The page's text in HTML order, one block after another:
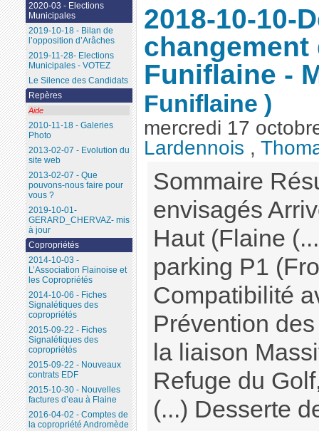
2018-10-10-
Funiflaine -
Funiflaine )
mercredi 17
Lardennois ,
Sommaire
envisagés
Haut (Flaine
parking P1
Compatibilité
Prévention
la liaison
Refuge du
(...) Desserte
2020-03 - Elections
Municipales
2019-10-18 - Bilan de
l’opposition d’Arâches
2019-11-28- Elections
Municipales - VOTEZ
Le Silence des Candidats
Repères
Aide
2010-11-18 - Galeries
Photo
2013-02-07 - Evolution du
site web
2013-02-07 - Que
pouvons-nous faire pour
vous ?
2019-10-01-
GERARD_CHERVAZ- mis
à jour
Copropriétés
2014-10-03 -
L’Association Flainoise et
les Copropriétés
2014-10-06 - Fiches
Signalétiques des
copropriétés
2015-09-22 - Fiches
Signalétiques des
copropriétés
2015-09-22 - Nouveaux
contrats EDF
2015-10-30 - Nouvelles
factures d’eau à Flaine
2016-04-02 - Comptes de
la copropriété Andromède